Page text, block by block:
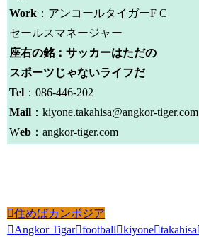
Work ：アンコールタイガーF C
セールスマネージャー
座右の銘：サッカーはただの
スポーツじゃないライフだ
Tel ：086-446-202
Mail ：kiyone.takahisa@angkor-tiger.com
Web ：angkor-tiger.com
住めばカンボジア
Angkor Tigar football kiyone takahisa